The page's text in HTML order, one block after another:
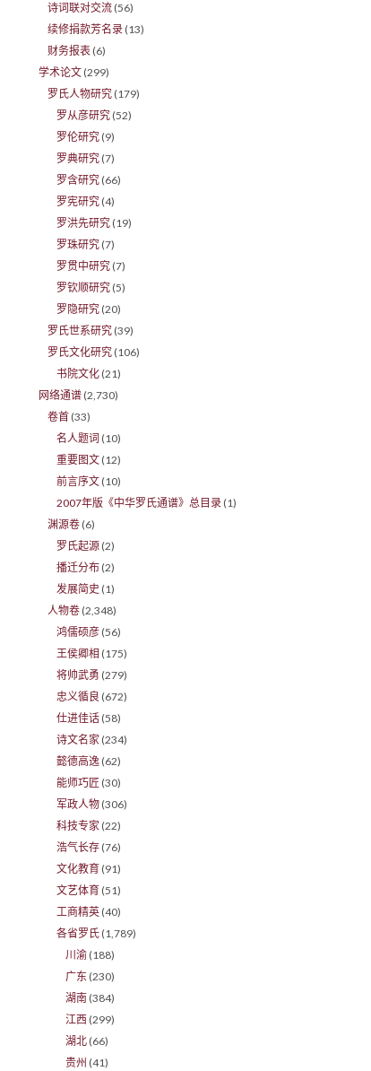
诗词联对交流 (56)
续修捐款芳名录 (13)
财务报表 (6)
学术论文 (299)
罗氏人物研究 (179)
罗从彦研究 (52)
罗伦研究 (9)
罗典研究 (7)
罗含研究 (66)
罗宪研究 (4)
罗洪先研究 (19)
罗珠研究 (7)
罗贯中研究 (7)
罗钦顺研究 (5)
罗隐研究 (20)
罗氏世系研究 (39)
罗氏文化研究 (106)
书院文化 (21)
网络通谱 (2,730)
卷首 (33)
名人题词 (10)
重要图文 (12)
前言序文 (10)
2007年版《中华罗氏通谱》总目录 (1)
渊源卷 (6)
罗氏起源 (2)
播迁分布 (2)
发展简史 (1)
人物卷 (2,348)
鸿儒硕彦 (56)
王侯卿相 (175)
将帅武勇 (279)
忠义循良 (672)
仕进佳话 (58)
诗文名家 (234)
懿德高逸 (62)
能师巧匠 (30)
军政人物 (306)
科技专家 (22)
浩气长存 (76)
文化教育 (91)
文艺体育 (51)
工商精英 (40)
各省罗氏 (1,789)
川渝 (188)
广东 (230)
湖南 (384)
江西 (299)
湖北 (66)
贵州 (41)